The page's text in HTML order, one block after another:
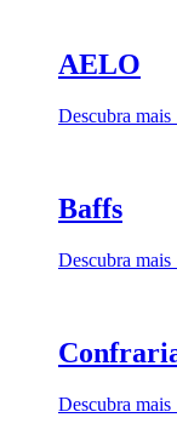
AELO
Descubra
Baffs
Descubra
Descubra